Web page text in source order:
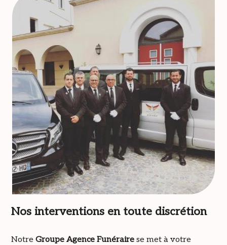
Nos interventions en toute discrétion
NotreGroupe Agence Funéraire se met à votre